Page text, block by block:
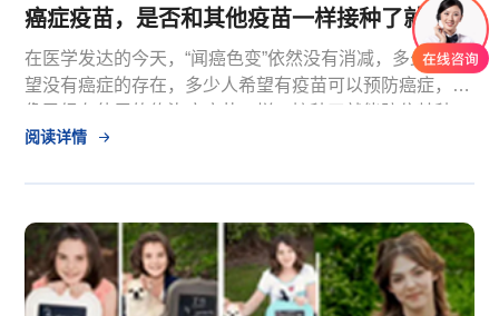
癌症疫苗，是否和其他疫苗一样接种了就防住了肿瘤？
在医学发达的今天，“闻癌色变”依然没有消减，多少人希
望没有癌症的存在，多少人希望有疫苗可以预防癌症，就
病。
阅读详情